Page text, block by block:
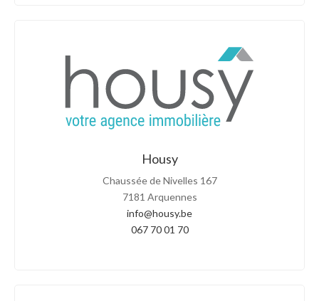
Housy
Chaussée de Nivelles 167
7181 Arquennes
info@housy.be
067 70 01 70